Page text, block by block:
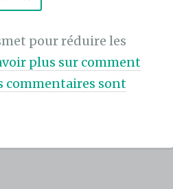
pour réduire les
plus sur comment
commentaires sont